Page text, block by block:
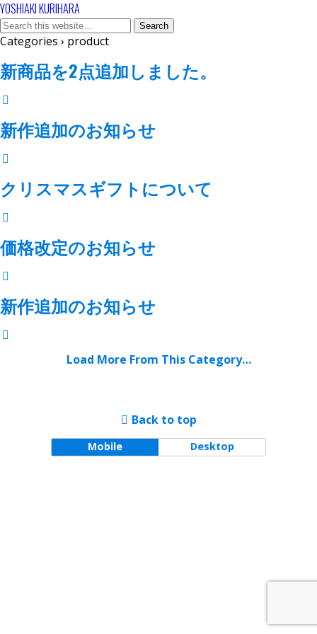
YOSHIAKI KURIHARA
Categories › product
新商品を2点追加しました。
新作追加のお知らせ
クリスマスギフトについて
価格改定のお知らせ
新作追加のお知らせ
Load More From This Category…
Back to top
Mobile Desktop